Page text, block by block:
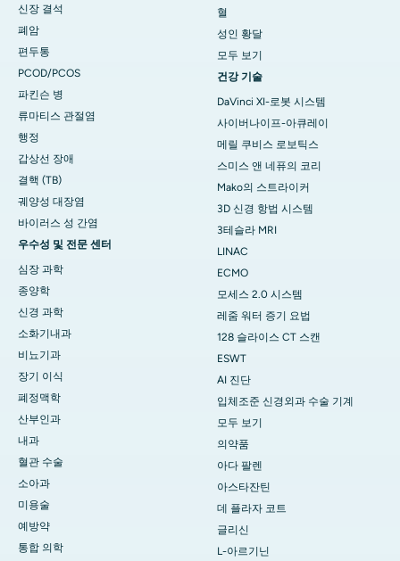
신장 결석
폐암
편두통
PCOD/PCOS
파킨슨 병
류마티스 관절염
행정
갑상선 장애
결핵 (TB)
궤양성 대장염
바이러스 성 간염
우수성 및 전문 센터
심장 과학
종양학
신경 과학
소화기내과
비뇨기과
장기 이식
폐정맥학
산부인과
내과
혈관 수술
소아과
미용술
예방약
통합 의학
혈
성인 황달
모두 보기
건강 기술
DaVinci XI-로봇 시스템
사이버나이프-아큐레이
메릴 쿠비스 로보틱스
스미스 앤 네퓨의 코리
Mako의 스트라이커
3D 신경 항법 시스템
3테슬라 MRI
LINAC
ECMO
모세스 2.0 시스템
레줌 워터 증기 요법
128 슬라이스 CT 스캔
ESWT
AI 진단
입체조준 신경외과 수술 기계
모두 보기
의약품
아다 팔렌
아스타잔틴
데 플라자 코트
글리신
L-아르기닌